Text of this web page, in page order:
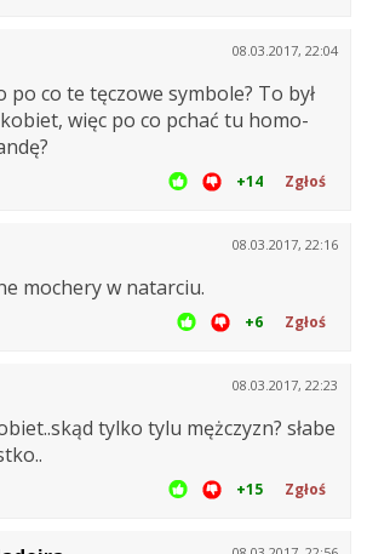
08.03.2017, 22:04
po co te tęczowe symbole? To był
więc po co pchać tu homo-
+14 Zgłoś
08.03.2017, 22:16
mochery w natarciu.
+6 Zgłoś
08.03.2017, 22:23
tylko tylu mężczyzn? słabe
+15 Zgłoś